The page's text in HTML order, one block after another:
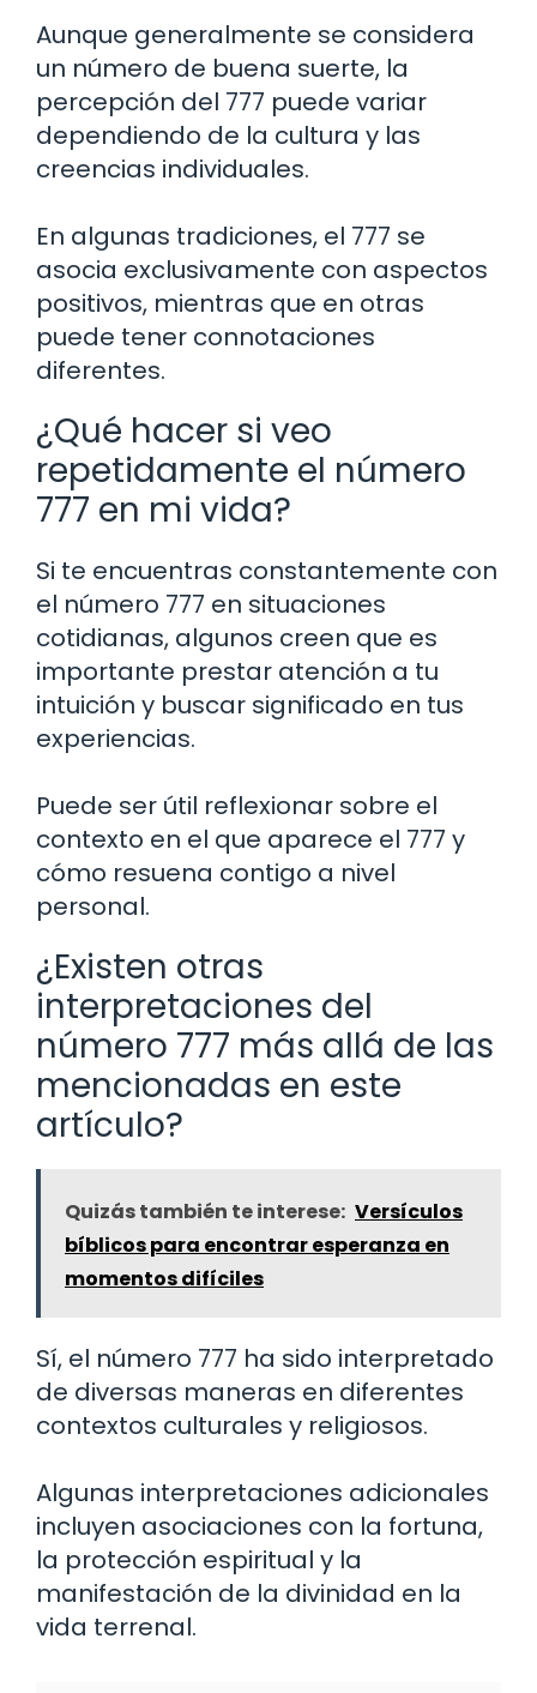
Aunque generalmente se considera
un número de buena suerte, la
percepción del 777 puede variar
dependiendo de la cultura y las
creencias individuales.
En algunas tradiciones, el 777 se
asocia exclusivamente con aspectos
positivos, mientras que en otras
puede tener connotaciones
diferentes.
¿Qué hacer si veo
repetidamente el número
777 en mi vida?
Si te encuentras constantemente con
el número 777 en situaciones
cotidianas, algunos creen que es
importante prestar atención a tu
intuición y buscar significado en tus
experiencias.
Puede ser útil reflexionar sobre el
contexto en el que aparece el 777 y
cómo resuena contigo a nivel
personal.
¿Existen otras
interpretaciones del
número 777 más allá de las
mencionadas en este
artículo?
Quizás también te interese: Versículos
bíblicos para encontrar esperanza en
momentos difíciles
Sí, el número 777 ha sido interpretado
de diversas maneras en diferentes
contextos culturales y religiosos.
Algunas interpretaciones adicionales
incluyen asociaciones con la fortuna,
la protección espiritual y la
manifestación de la divinidad en la
vida terrenal.